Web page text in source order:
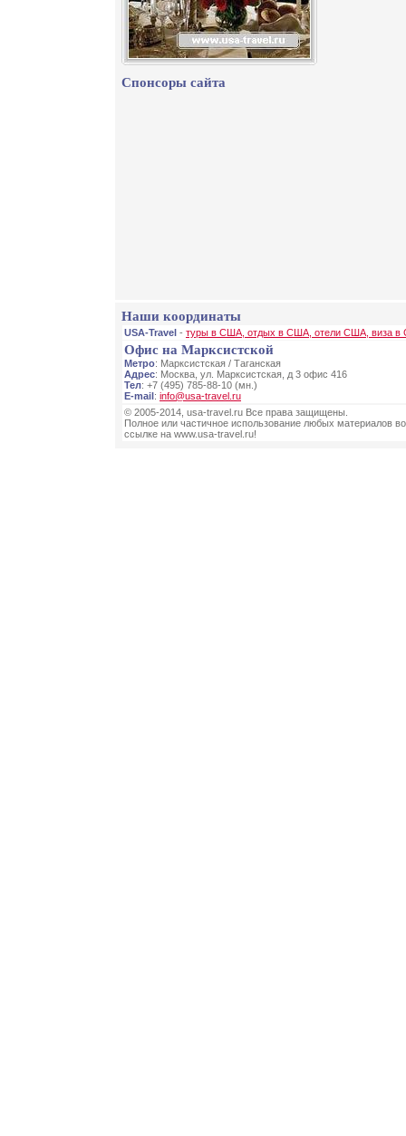
Спонсоры сайта
Наши координаты
USA-Travel - туры в США, отдых в США, отели США, виза
Офис на Марксистской
Метро: Марксистская / Таганская
Адрес: Москва, ул. Марксистская, д 3 офис 416
Тел: +7 (495) 785-88-10 (мн.)
E-mail: info@usa-travel.ru
© 2005-2014, usa-travel.ru Все права защищены.
Полное или частичное использование любых материалов
ссылке на www.usa-travel.ru!